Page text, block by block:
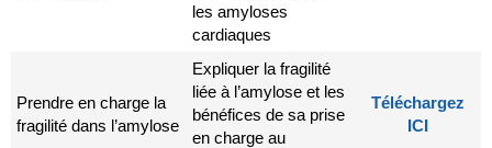
les amyloses
cardiaques
Prendre en charge la
fragilité dans l’amylose
Expliquer la fragilité
liée à l’amylose et les
bénéfices de sa prise
en charge au
Téléchargez
ICI